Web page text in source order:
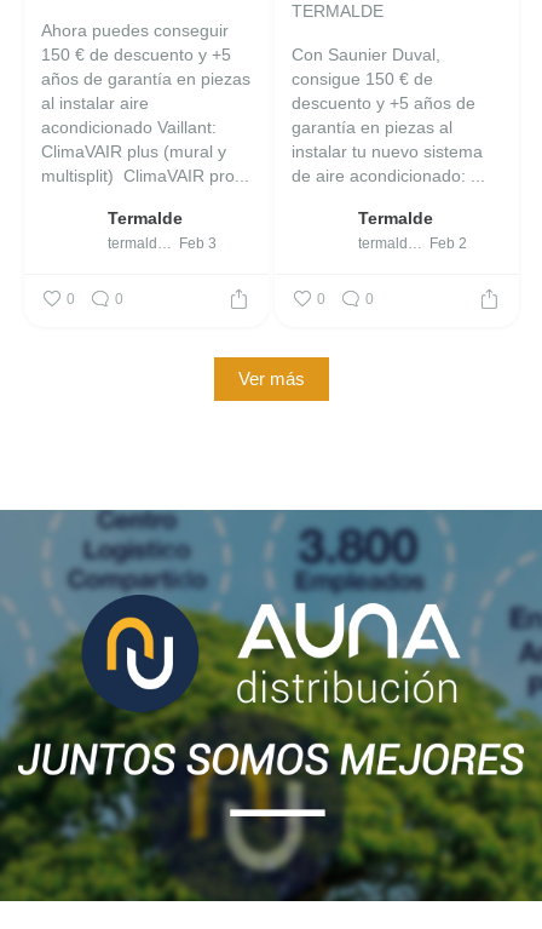
Ahora puedes conseguir
150 € de descuento y +5
años de garantía en piezas
al instalar aire
acondicionado Vaillant:
ClimaVAIR plus (mural y
multisplit) ️ ClimaVAIR pro...
Termalde
Feb 3
0 0
TERMALDE
Con Saunier Duval,
consigue 150 € de
descuento y +5 años de
garantía en piezas al
instalar tu nuevo sistema
de aire acondicionado: ️...
Termalde
Feb 2
0 0
Ver más